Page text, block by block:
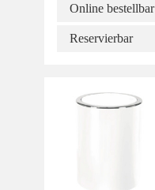
Online bestellbar
Reservierbar